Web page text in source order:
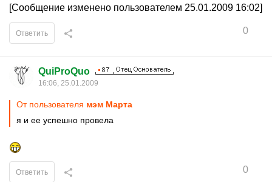
[Сообщение изменено пользователем 25.01.2009 16:02]
0
Ответить
QuiProQuo
16:06, 25.01.2009
От пользователя мэм Марта
я и ее успешно провела
0
Ответить